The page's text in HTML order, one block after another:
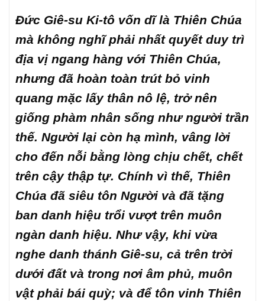
Đức Giê-su Ki-tô vốn dĩ là Thiên Chúa
mà không nghĩ phải nhất quyết duy trì
địa vị ngang hàng với Thiên Chúa,
nhưng đã hoàn toàn trút bỏ vinh
quang mặc lấy thân nô lệ, trở nên
giống phàm nhân sống như người trần
thế. Người lại còn hạ mình, vâng lời
cho đến nỗi bằng lòng chịu chết, chết
trên cậy thập tự. Chính vì thế, Thiên
Chúa đã siêu tôn Người và đã tặng
ban danh hiệu trổi vượt trên muôn
ngàn danh hiệu. Như vậy, khi vừa
nghe danh thánh Giê-su, cả trên trời
dưới đất và trong nơi âm phủ, muôn
vật phải bái quỳ; và để tôn vinh Thiên